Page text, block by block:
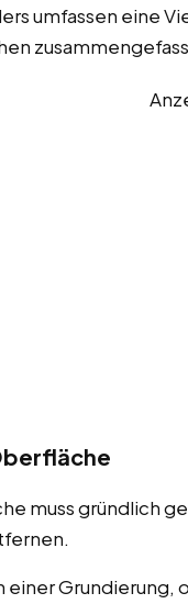
umfassen eine
muss gründlich
einer Grundierung,